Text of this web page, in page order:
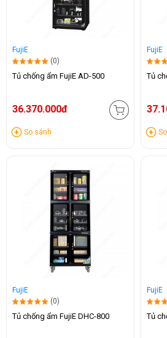
FujiE
(0)
Tủ chống ẩm FujiE AD-500
36.370.000đ
So sánh
FujiE
Tủ
FujiE
(0)
Tủ chống ẩm FujiE DHC-800
FujiE
Tủ